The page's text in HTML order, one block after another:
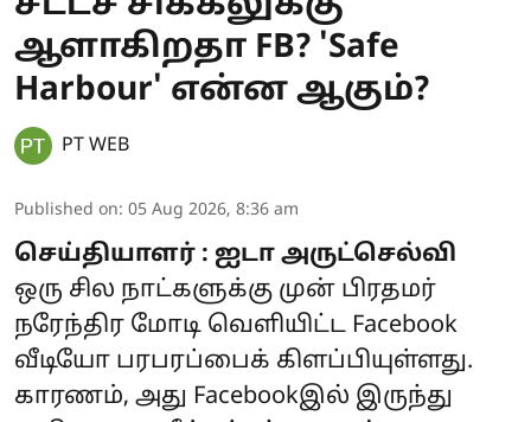
ஆளாகிறதா FB? 'Safe
Harbour' என்ன ஆகும்?
PT WEB
Published on: 05 Aug 2026, 8:36 am
செய்தியாளர் : ஐடா அருட்செல்வி
ஒரு சில நாட்களுக்கு முன் பிரதமர்
நரேந்திர மோடி வெளியிட்ட Facebook
வீடியோ பரபரப்பைக் கிளப்பியுள்ளது.
காரணம், அது Facebookஇல் இருந்து